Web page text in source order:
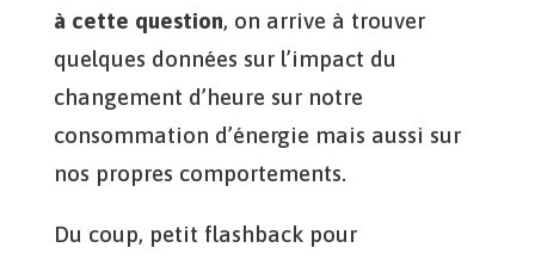
à cette question, on arrive à trouver
quelques données sur l’impact du
changement d’heure sur notre
consommation d’énergie mais aussi sur
nos propres comportements.
Du coup, petit flashback pour